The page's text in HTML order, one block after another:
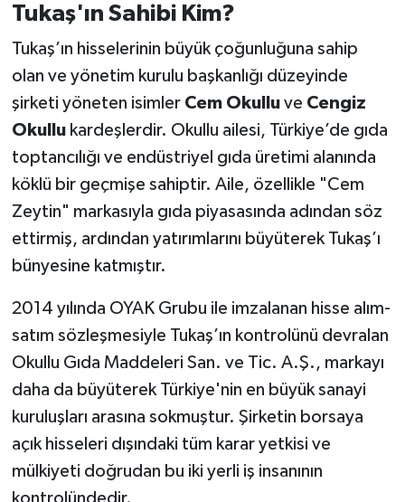
Tukaş'ın Sahibi Kim?
Tukaş’ın hisselerinin büyük çoğunluğuna sahip
olan ve yönetim kurulu başkanlığı düzeyinde
şirketi yöneten isimler Cem Okulluve Cengiz
Okullukardeşlerdir. Okullu ailesi, Türkiye’de gıda
toptancılığı ve endüstriyel gıda üretimi alanında
köklü bir geçmişe sahiptir. Aile, özellikle "Cem
Zeytin" markasıyla gıda piyasasında adından söz
ettirmiş, ardından yatırımlarını büyüterek Tukaş’ı
bünyesine katmıştır.
2014 yılında OYAK Grubu ile imzalanan hisse alım-
satım sözleşmesiyle Tukaş’ın kontrolünü devralan
Okullu Gıda Maddeleri San. ve Tic. A.Ş., markayı
daha da büyüterek Türkiye'nin en büyük sanayi
kuruluşları arasına sokmuştur. Şirketin borsaya
açık hisseleri dışındaki tüm karar yetkisi ve
mülkiyeti doğrudan bu iki yerli iş insanının